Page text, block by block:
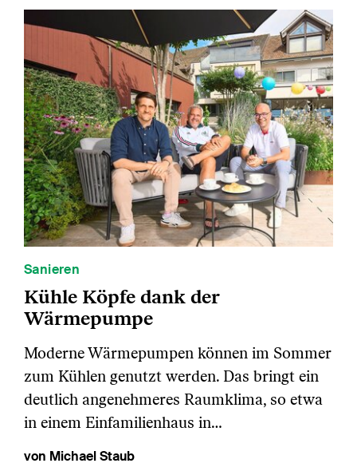
Sanieren
Kühle Köpfe dank der
Wärmepumpe
Moderne Wärmepumpen können im Sommer
zum Kühlen genutzt werden. Das bringt ein
deutlich angenehmeres Raumklima, so etwa
in einem Einfamilienhaus in…
von Michael Staub